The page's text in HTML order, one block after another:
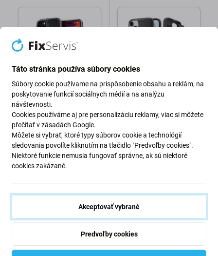
Spigen
Spigen - Puzdro Ultra
Hybrid s MagSafe pre
iPhone 15, biela
34,98 €
Skladom
Spigen
Armor s MagSafe pre
iPhone 15, Matte Black
34,98 €
Skladom
Popis a špecifikácia
Táto stránka používa súbory cookies
Súbory cookie používame na prispôsobenie obsahu a reklám, na
poskytovanie funkcií sociálnych médií a na analýzu
návštevnosti.
Cookies používáme aj pre personalizáciu reklamy, viac si môžete
přečítať vzásadách Google.
Môžete si vybrať, ktoré typy súborov cookie a technológií
sledovania povolíte kliknutím na tlačidlo "Predvoľby cookies".
Niektoré funkcie nemusia fungovať správne, ak sú niektoré
cookies zakázané.
Akceptovať vybrané
Predvoľby cookies